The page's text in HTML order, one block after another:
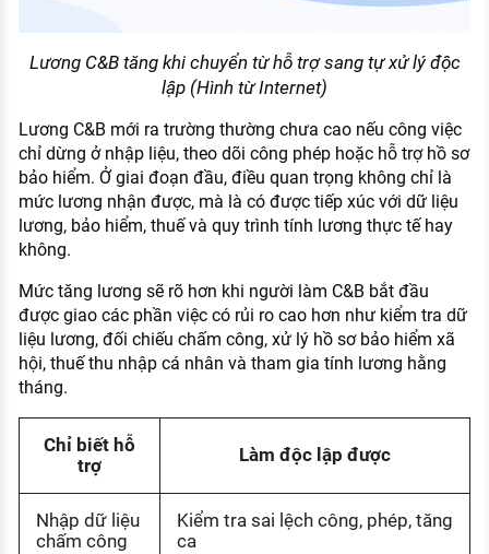
Lương C&B tăng khi chuyển từ hỗ trợ sang tự xử lý độc
lập (Hình từ Internet)
Lương C&B mới ra trường thường chưa cao nếu công việc
chỉ dừng ở nhập liệu, theo dõi công phép hoặc hỗ trợ hồ sơ
bảo hiểm. Ở giai đoạn đầu, điều quan trọng không chỉ là
mức lương nhận được, mà là có được tiếp xúc với dữ liệu
lương, bảo hiểm, thuế và quy trình tính lương thực tế hay
không.
Mức tăng lương sẽ rõ hơn khi người làm C&B bắt đầu
được giao các phần việc có rủi ro cao hơn như kiểm tra dữ
liệu lương, đối chiếu chấm công, xử lý hồ sơ bảo hiểm xã
hội, thuế thu nhập cá nhân và tham gia tính lương hằng
tháng.
Chỉ biết hỗ
trợ
Làm độc lập được
Nhập dữ liệu
chấm công
Kiểm tra sai lệch công, phép, tăng
ca